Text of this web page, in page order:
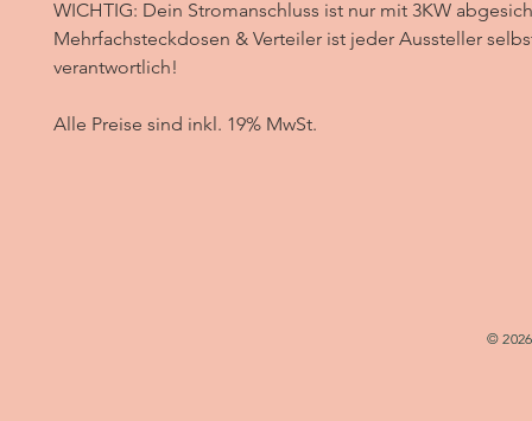
WICHTIG: Dein Stromanschluss ist nur mit 3KW
Mehrfachsteckdosen & Verteiler ist jeder Aussteller
verantwortlich!
Alle Preise sind inkl. 19% MwSt.
©